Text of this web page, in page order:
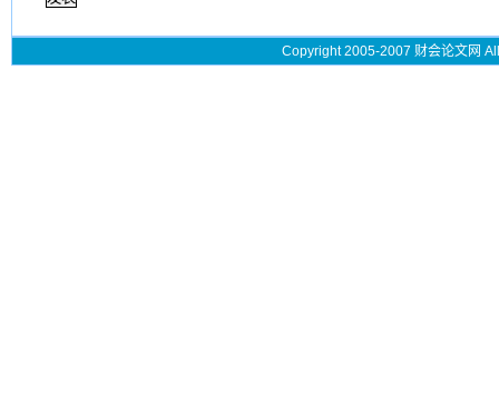
Copyright 2005-2007 财会论文网